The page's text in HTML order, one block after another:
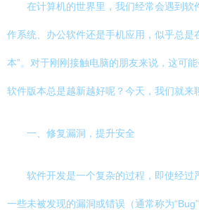
在计算机的世界里，我们经常会遇到
作系统、办公软件还是手机应用，似乎总是
本”。对于刚刚接触电脑的朋友来说，这可
软件版本总是越新越好呢？今天，我们就来
一、修复漏洞，提升安全
软件开发是一个复杂的过程，即使经过
一些未被发现的漏洞或错误（通常称为